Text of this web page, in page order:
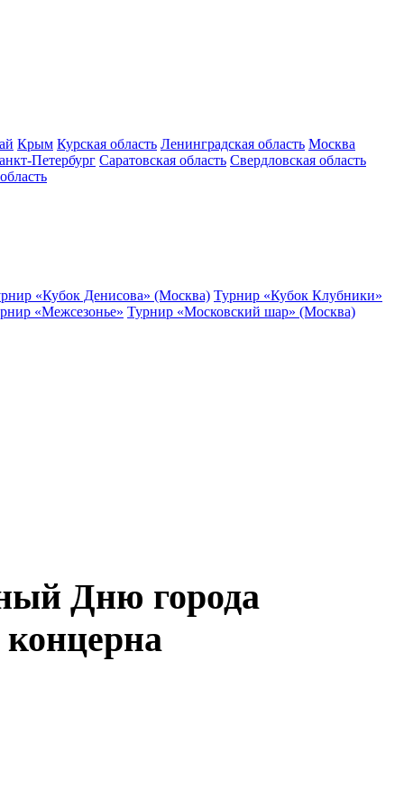
Крым Курская область Ленинградская область Москва
Петербург Саратовская область Свердловская область
«Кубок Денисова» (Москва) Турнир «Кубок Клубники»
«Межсезонье» Турнир «Московский шар» (Москва)
Дню города